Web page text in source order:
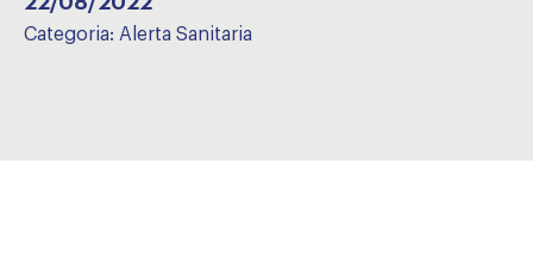
Categoria: Alerta Sanitaria